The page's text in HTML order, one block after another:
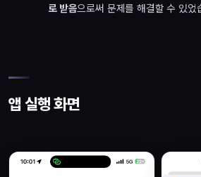
로 받음으로써 문제를 해결할 수 있었
앱 실행 화면